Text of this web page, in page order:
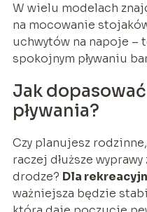
W wielu modelach
na mocowanie
uchwytów na napoje –
spokojnym pływaniu
Jak
pływania?
Czy planujesz
raczej dłuższe
drodze? Dla
ważniejsza będzie